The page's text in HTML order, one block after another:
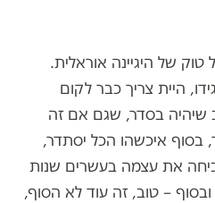
של היגיינה אוראלית.
היית צריך כבר לקום
שיהיה בסדר, שגם אם זה
בסוף איכשהו הכל יסתדר,
את עצמה בעשרים שנות
– טוב, זה עוד לא הסוף,